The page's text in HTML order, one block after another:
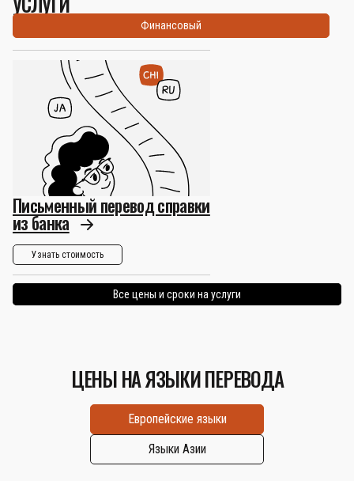
Финансовый
Письменный перевод справки
из банка
Узнать стоимость
Все цены и сроки на услуги
ЦЕНЫ НА ЯЗЫКИ ПЕРЕВОДА
Европейские языки
Языки Азии